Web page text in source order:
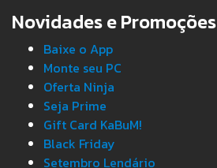
Novidades e Promoções
Baixe o App
Monte seu PC
Oferta Ninja
Seja Prime
Gift Card KaBuM!
Black Friday
Setembro Lendário